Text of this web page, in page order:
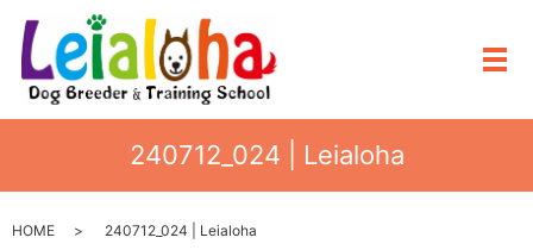
メ
240712_024 | Leialoha
HOME 240712_024 | Leialoha